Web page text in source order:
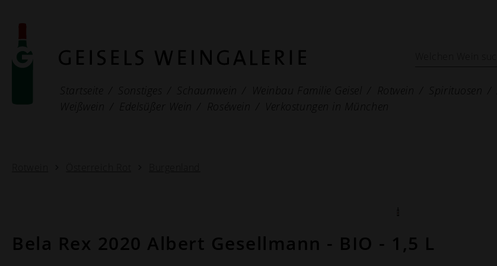
Startseite Sonstiges Schaumwein Weinbau Familie Geisel Rotwein Spirituosen
Weißwein
Edelsüßer Wein Roséwein Verkostungen in München
Bela Rex 2020 Albert Gesellmann - BIO - 1,5 L